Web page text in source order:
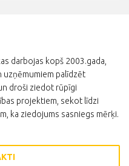
darbojas kopš 2003.gada,
palīdzēt
droši ziedot rūpīgi
projektiem, sekot līdzi
ka ziedojums sasniegs mērķi.